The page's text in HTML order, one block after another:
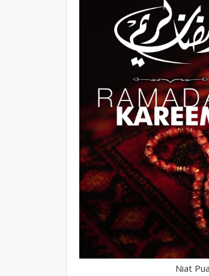
Niat